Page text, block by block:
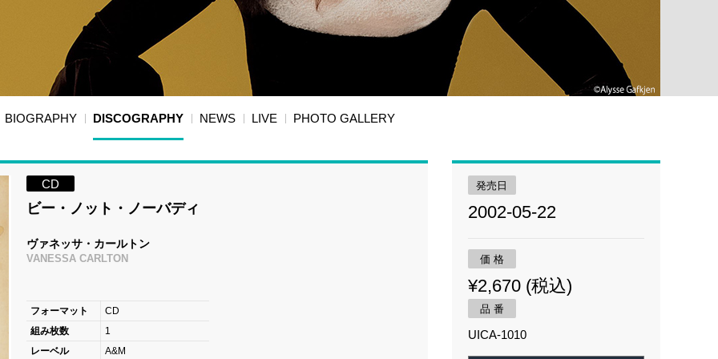
BIOGRAPHY DISCOGRAPHY NEWS LIVE PHOTO GALLERY
CD
ビー・ノット・ノーバディ
ヴァネッサ・カールトン
VANESSA CARLTON
フォーマット
CD
組み枚数
1
レーベル
A&M
発売日
2002-05-22
価 格
¥2,670 (税込)
品 番
UICA-1010